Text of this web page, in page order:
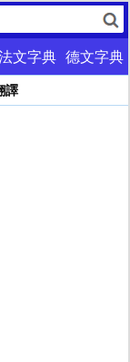
文字典 德文字典
譯